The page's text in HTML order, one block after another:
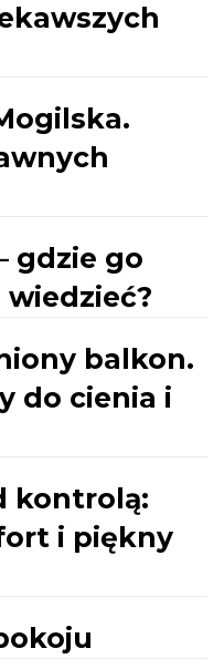
gdzie go
balkon.
do cienia i
kontrolą:
i piękny